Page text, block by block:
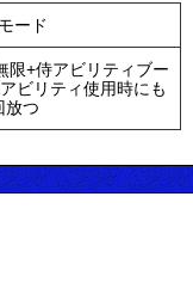
ード
限+侍アビリティブー
ビリティ使用時にも
放つ